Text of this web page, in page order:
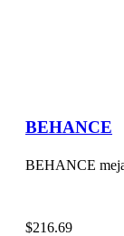
BEHANCE
BEHANCE
$216.69